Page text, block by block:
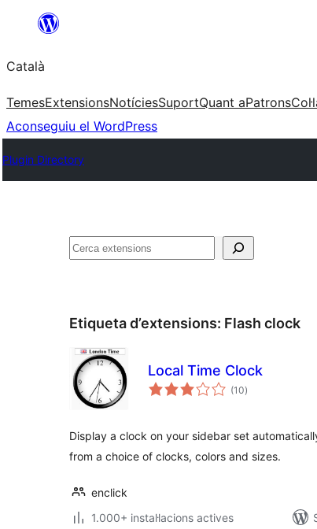
contingut
Català
TemesExtensionsNotíciesSuportQuant aPatrons
Aconseguiu el WordPress
Plugin Directory
Cerca
Etiqueta d’extensions: Flash clock
Local Time Clock
(10puntuacions
totals
)
Display a clock on your sidebar set
from a choice of clocks, colors and sizes.
enclick
1.000+ instal·lacions actives